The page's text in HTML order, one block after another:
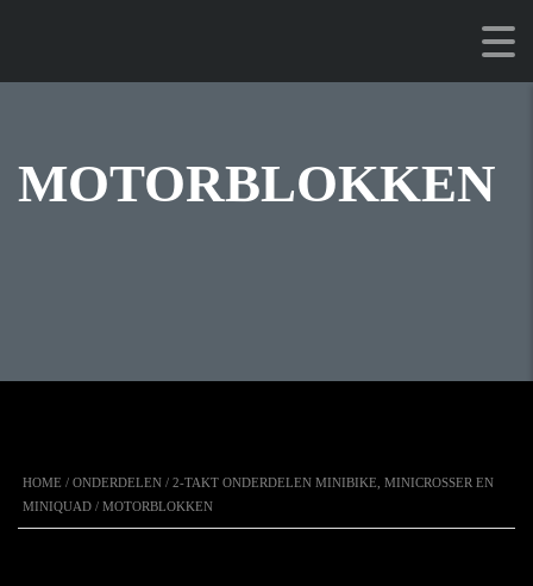
MOTORBLOKKEN
HOME / ONDERDELEN / 2-TAKT ONDERDELEN MINIBIKE, MINICROSSER EN
MINIQUAD / MOTORBLOKKEN